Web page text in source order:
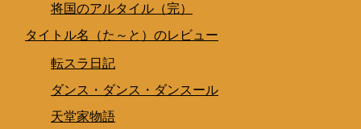
将国のアルタイル（完）
タイトル名（た～と）のレビュー
転スラ日記
ダンス・ダンス・ダンスール
天堂家物語